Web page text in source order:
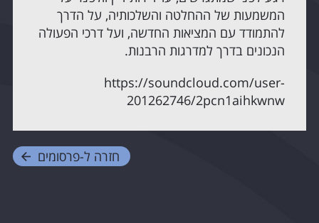
המשמעות של ההחלטה והשלכותיה, על הדרך
להתמודד עם המציאות החדשה, ועל דרכי הפעולה
הנכונים בדרך למדרגות הרבנות.
https://soundcloud.com/user-
201262746/2pcn1aihkwnw
חזרה ל-פרסומים